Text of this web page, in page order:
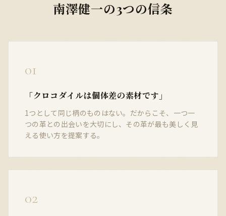
南澤健一の3つの信条
01
「クロコダイルは個体差の素材です」
1つとして同じ柄のものはない。だからこそ、一つ一
つの革との出会いを大切にし、その革が最も美しく見
える使い方を提案する。
02